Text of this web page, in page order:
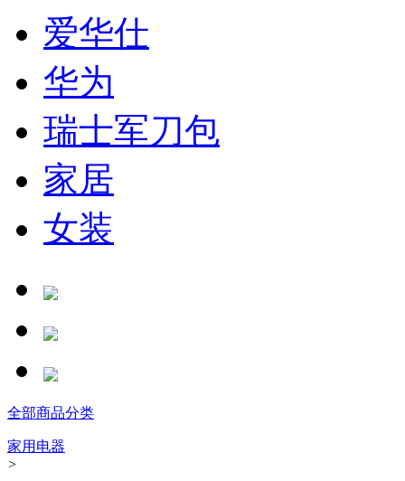
爱华仕
华为
瑞士军刀包
家居
女装
全部商品分类
家用电器
>